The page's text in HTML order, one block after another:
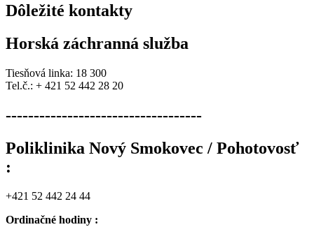
Dôležité kontakty
Horská záchranná služba
Tiesňová linka: 18 300
Tel.č.: + 421 52 442 28 20
-----------------------------------
Poliklinika Nový Smokovec / Pohotovosť
:
+421 52 442 24 44
Ordinačné hodiny :